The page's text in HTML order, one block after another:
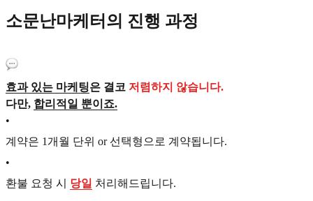
소문난마케터의 진행 과정
효과 있는 마케팅은 결코 저렴하지 않습니다.
다만, 합리적일 뿐이죠.
•
계약은 1개월 단위 or 선택형으로 계약됩니다.
•
환불 요청 시 당일 처리해드립니다.